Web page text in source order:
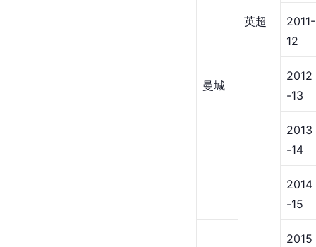
英超
曼城
2011-
12
2012
-13
2013
-14
2014
-15
2015